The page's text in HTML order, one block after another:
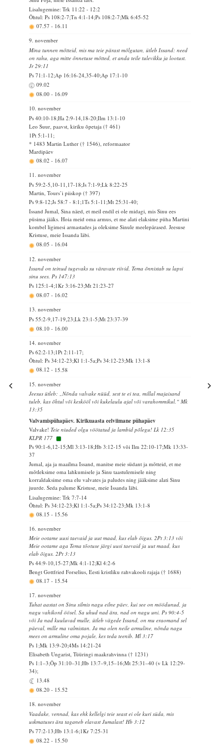
Lisalugemine: Trk 11:22 - 12:2
Õhtul: Ps 108:2-7;Tn 4:1-14;Ps 108:2-7;Mk 6:45-52
07.57 - 16.11
9. november
Mina tunnen mõtteid, mis ma teie pärast mõlgutan, ütleb Issand: need
on rahu, aga mitte õnnetuse mõtted, et anda teile tulevikku ja lootust.
Jr 29:11
Ps 71:1-12;Ap 16:16-24,35-40;Ap 17:1-10
09.02
08.00 - 16.09
10. november
Ps 40:10-18;Ha 2:9-14,18-20;Ilm 13:1-10
Leo Suur, paavst, kiriku õpetaja († 461)
1Pt 5:1-11;
* 1483 Martin Luther († 1546), reformaator
Mardipäev
08.02 - 16.07
11. november
Ps 59:2-5,10-11,17-18;Js 7:1-9;Lk 8:22-25
Martin, Tours’i piiskop († 397)
Ps 9:8-12;Js 58:7 - 8:1;1Ts 5:1-11;Mt 25:31-40;
Issand Jumal, Sina näed, et meil endil ei ole midagi, mis Sinu ees
püsima jääks. Hoia meid oma armus, et me alati elaksime püha Martini
kombel ligimesi armastades ja oleksime Sinule meelepärased. Jeesuse
Kristuse, meie Issanda läbi.
08.05 - 16.04
12. november
Issand on teinud tugevaks su väravate riivid, Tema õnnistab su lapsi
sinu sees. Ps 147:13
Ps 125:1-4;1Kr 3:16-23;Mt 21:23-27
08.07 - 16.02
13. november
Ps 55:2-9,17-19,23;Lk 23:1-5;Mt 23:37-39
08.10 - 16.00
14. november
Ps 62:2-13;1Pt 2:11-17;
Õhtul: Ps 34:12-23;Kl 1:1-5a;Ps 34:12-23;Mk 13:1-8
08.12 - 15.58
15. november
Jeesus ütleb: „Nõnda valvake nüüd, sest te ei tea, millal majaisand
tuleb, kas õhtul või keskööl või kukelaulu ajal või varahommikul.“ Mk
13:35
Valvamispühapäev. Kirikuaasta eelviimane pühapäev
Valvake! Teie niuded olgu vöötatud ja lambid põlegu! Lk 12:35
KLPR 177
Ps 90:1-6,12-15;Ml 3:13-18;Hb 3:12-15 või Ilm 22:10-17;Mk 13:33-
37
Jumal, aja ja maailma Issand, manitse meie südant ja mõtteid, et me
mõtleksime oma lahkumisele ja Sinu taastulemisele ning
korraldaksime oma elu valvates ja paludes ning jääksime alati Sinu
juurde. Seda palume Kristuse, meie Issanda läbi.
Lisalugemine: Trk 7:7-14
Õhtul: Ps 34:12-23;Kl 1:1-5a;Ps 34:12-23;Mk 13:1-8
08.15 - 15.56
16. november
Meie ootame uusi taevaid ja uut maad, kus elab õigus. 2Pt 3:13 või
Meie ootame aga Tema tõotuse järgi uusi taevaid ja uut maad, kus
elab õigus. 2Pt 3:13
Ps 44:9-10,15-27;Mk 4:1-12;Kl 4:2-6
Bengt Gottfried Forselius, Eesti kristliku rahvakooli rajaja († 1688)
08.17 - 15.54
17. november
Tuhat aastat on Sinu silmis nagu eilne päev, kui see on möödunud, ja
nagu vahikord öösel. Sa uhud nad ära, nad on nagu uni. Ps 90:4-5
või Ja nad kuuluvad mulle, ütleb vägede Issand, on mu eraomand sel
päeval, mille ma valmistan. Ja ma olen neile armuline, nõnda nagu
mees on armuline oma pojale, kes teda teenib. Ml 3:17
Ps 1;Mk 13:9-20;4Ms 14:21-24
Elisabeth Ungarist, Tüüringi maakrahvinna († 1231)
Ps 1:1–3;Õp 31:10–31;Hb 13:7–9,15–16;Mt 25:31–40 (v Lk 12:29-
34);
13.48
08.20 - 15.52
18. november
Vaadake, vennad, kas ehk kellelgi teie seast ei ole kuri süda, mis
uskmatuses ära taganeb elavast Jumalast! Hb 3:12
Ps 77:2-13;Hb 13:1-6;1Kr 7:25-31
08.22 - 15.50